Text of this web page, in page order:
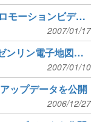
ステラナビゲータ Ver.8のプロモーションビデオを公開
2007/01/17
ステラナビゲータ Ver.8.0がゼンリン電子地図帳 Zi 9の連携ソフトに
2007/01/10
ップデータを公開
2006/12/27